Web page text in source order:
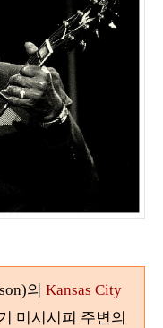
의 Kansas City
미시시피 주변의